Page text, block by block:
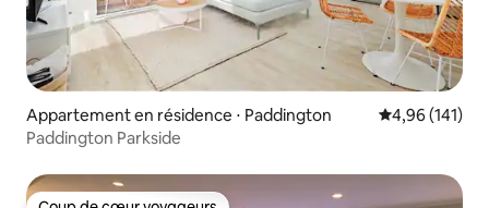
de Curl Curl et Freshwater. * 10 minutes
(5,3 km) en voiture/bus de la célèbre
plage de Manly ; * Accès à la ligne B (bus
express) directement à Sydney.
Appartement en résidence ⋅ Paddington Évaluation
4,96 (141)
Paddington Parkside